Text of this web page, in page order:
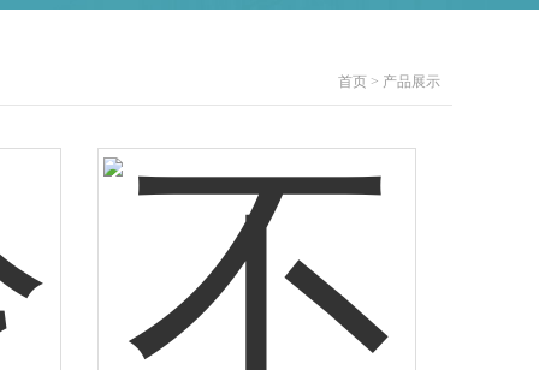
首页 > 产品展示